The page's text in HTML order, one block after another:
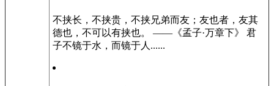
不挟长，不挟贵，不挟兄弟而友；友也者，友其
德也，不可以有挟也。 ——《孟子·万章下》 君
子不镜于水，而镜于人......